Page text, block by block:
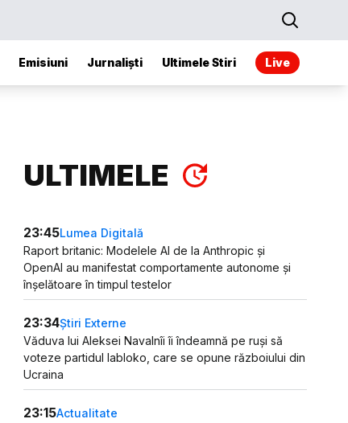
Emisiuni Jurnaliști Ultimele Stiri Live
ULTIMELE
23:45Lumea Digitală
Raport britanic: Modelele AI de la Anthropic și
OpenAI au manifestat comportamente autonome și
înșelătoare în timpul testelor
23:34Știri Externe
Văduva lui Aleksei Navalnîi îi îndeamnă pe ruși să
voteze partidul Iabloko, care se opune războiului din
Ucraina
23:15Actualitate